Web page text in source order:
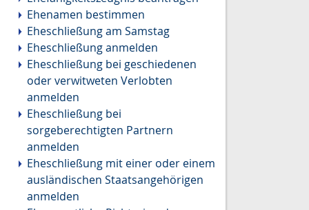
Ehenamen bestimmen
Eheschließung am Samstag
Eheschließung anmelden
Eheschließung bei geschiedenen
oder verwitweten Verlobten
anmelden
Eheschließung bei
sorgeberechtigten Partnern
anmelden
Eheschließung mit einer oder einem
ausländischen Staatsangehörigen
anmelden